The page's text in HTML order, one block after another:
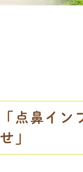
「点鼻イ
せ」